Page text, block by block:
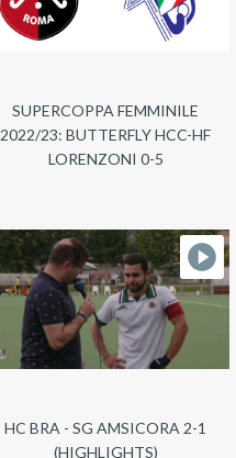
SUPERCOPPA FEMMINILE
2022/23: BUTTERFLY HCC-HF
LORENZONI 0-5
HC BRA - SG AMSICORA 2-1
(HIGHLIGHTS)